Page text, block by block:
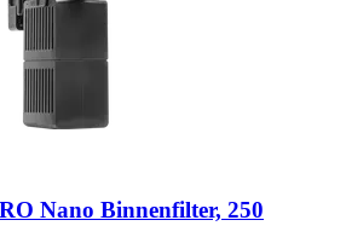
Nano Binnenfilter, 250